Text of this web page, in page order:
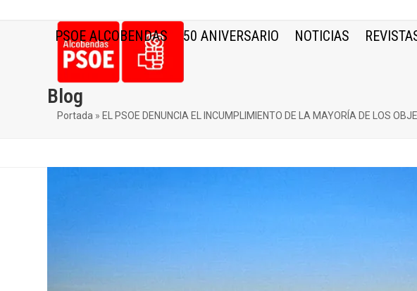
PSOE ALCOBENDAS 50 ANIVERSARIO NOTICIAS
Blog
Portada » EL PSOE DENUNCIA EL INCUMPLIMIENTO DE LA MAYORÍA DE LOS